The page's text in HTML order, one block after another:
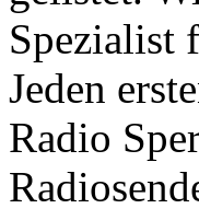
Spezialist
Jeden
Radio